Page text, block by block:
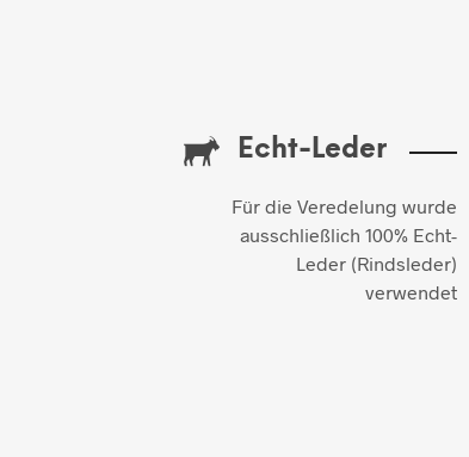
Echt-Leder
Für die Veredelung wurde
ausschließlich 100% Echt-
Leder (Rindsleder)
verwendet